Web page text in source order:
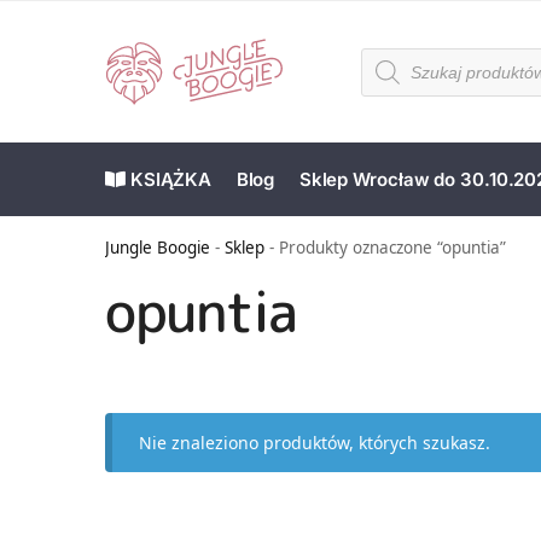
KSIĄŻKA Blog Sklep Wrocław do
Jungle Boogie - Sklep - Produkty oznaczone “opuntia”
opuntia
Nie znaleziono produktów, których szukasz.